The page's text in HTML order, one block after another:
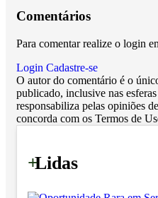
Comentários
Para comentar realize o login
Login Cadastre-se
O autor do comentário é o
publicado, inclusive nas
responsabiliza pelas opiniões
concorda com os Termos de
+
Lidas